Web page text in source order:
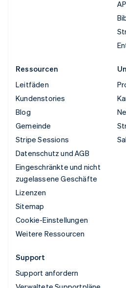
Ressourcen
Leitfäden
Kundenstories
Blog
Gemeinde
Stripe Sessions
Datenschutz und AGB
Eingeschränkte und nicht
zugelassene Geschäfte
Lizenzen
Sitemap
Cookie-Einstellungen
Weitere Ressourcen
Support
Support anfordern